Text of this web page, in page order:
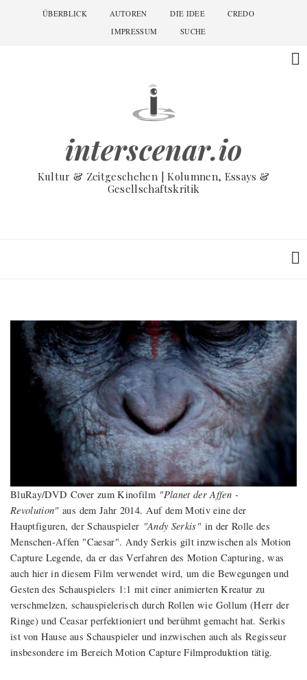
ÜBERBLICK AUTOREN DIE IDEE
CREDO
IMPRESSUM
SUCHE
interscenar.io
Kultur & Zeitgeschehen | Kolumnen, Essays &
Gesellschaftskritik
BluRay/DVD Cover zum Kinofilm "Planet der Affen -
Revolution"aus dem Jahr 2014. Auf dem Motiv eine der
Hauptfiguren, der Schauspieler "Andy Serkis"in der Rolle des
Menschen-Affen "Caesar". Andy Serkis gilt inzwischen als Motion
Capture Legende, da er das Verfahren des Motion Capturing, was
auch hier in diesem Film verwendet wird, um die Bewegungen und
Gesten des Schauspielers 1:1 mit einer animierten Kreatur zu
verschmelzen, schauspielerisch durch Rollen wie Gollum (Herr der
Ringe) und Ceasar perfektioniert und berühmt gemacht hat. Serkis
ist von Hause aus Schauspieler und inzwischen auch als Regisseur
insbesondere im Bereich Motion Capture Filmproduktion tätig.